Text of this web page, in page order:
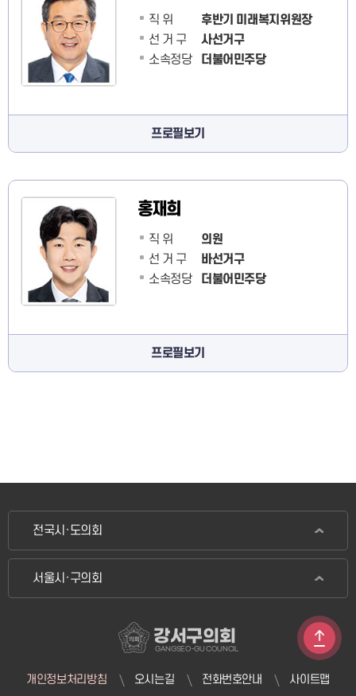
직 위
후반기 미래복지위원장
선 거 구
사선거구
소속정당
더불어민주당
프로필보기
홍재희
직 위
의원
선 거 구
바선거구
소속정당
더불어민주당
프로필보기
전국시·도의회
서울시·구의회
강서구의회
GANGSEO-GU COUNCIL
개인정보처리방침 오시는길 전화번호안내 사이트맵